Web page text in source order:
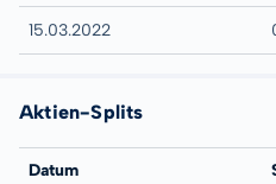
15.03.2022
Aktien-Splits
Datum